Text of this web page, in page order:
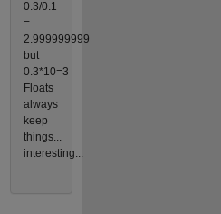
0.3/0.1
=
2.999999999
but
0.3*10=3
Floats
always
keep
things...
interesting...